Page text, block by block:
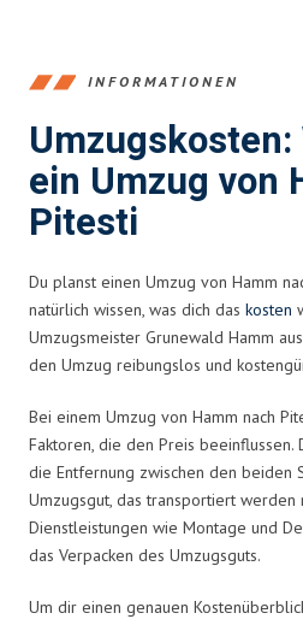
INFORMATIONEN
ein Umzug von
Pitesti
Du planst einen Umzug von Hamm
natürlich wissen, was dich das kosten
Umzugsmeister Grunewald Hamm
den Umzug reibungslos und
Bei einem Umzug von Hamm nach
Faktoren, die den Preis
die Entfernung zwischen den beiden
Umzugsgut, das transportiert werden
Dienstleistungen wie Montage und
das Verpacken des Umzugsguts.
Um dir einen genauen